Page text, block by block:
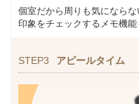
個室だから周りも気にならな
印象をチェックするメモ機能
STEP3 アピールタイム